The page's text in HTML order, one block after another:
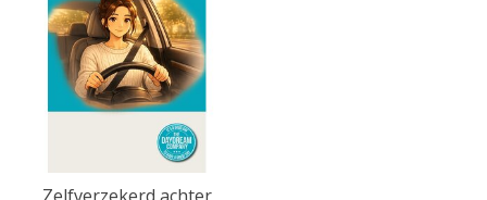
Zelfverzekerd achter